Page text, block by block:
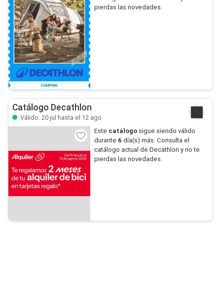
pierdas las novedades.
Catálogo Decathlon
Válido: 20 jul hasta el 12 ago
Este catálogosigue siendo válido
durante 6 día(s) más. Consulta el
catálogo actual de Decathlon y no te
pierdas las novedades.